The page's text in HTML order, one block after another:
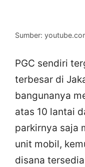
Sumber:
PGC sendiri
terbesar di
bangunanya
atas 10 lantai
parkirnya saja
unit mobil,
disana